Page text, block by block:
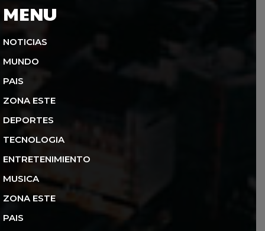
MENU
NOTICIAS
MUNDO
PAIS
ZONA ESTE
DEPORTES
TECNOLOGIA
ENTRETENIMIENTO
MUSICA
ZONA ESTE
PAIS